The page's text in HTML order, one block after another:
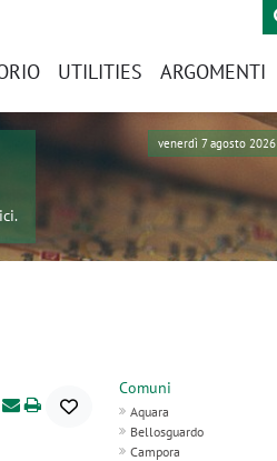
UTILITIES ARGOMENTI
venerdì 7 agosto 2026
Comuni
Aquara
Bellosguardo
Campora